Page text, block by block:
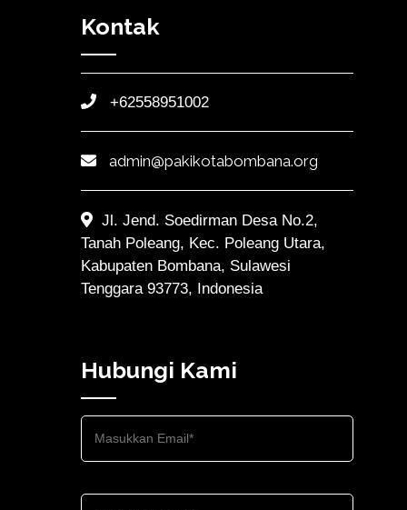
Kontak
+62558951002
admin@pakikotabombana.org
Jl. Jend. Soedirman Desa No.2,
Tanah Poleang, Kec. Poleang Utara,
Kabupaten Bombana, Sulawesi
Tenggara 93773, Indonesia
Hubungi Kami